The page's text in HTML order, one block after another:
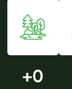
+0